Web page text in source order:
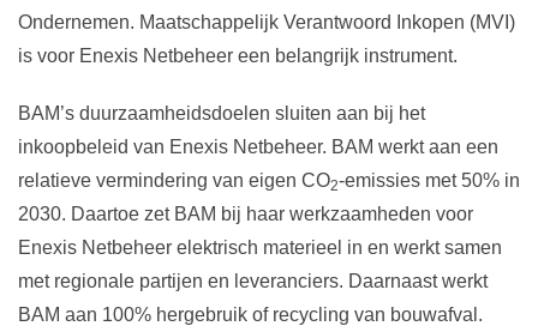
Ondernemen. Maatschappelijk Verantwoord Inkopen (MVI)
is voor Enexis Netbeheer een belangrijk instrument.
BAM’s duurzaamheidsdoelen sluiten aan bij het
inkoopbeleid van Enexis Netbeheer. BAM werkt aan een
relatieve vermindering van eigen CO2-emissies met 50% in
2030. Daartoe zet BAM bij haar werkzaamheden voor
Enexis Netbeheer elektrisch materieel in en werkt samen
met regionale partijen en leveranciers. Daarnaast werkt
BAM aan 100% hergebruik of recycling van bouwafval.